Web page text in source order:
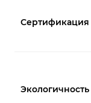
Сертификация
Экологичность